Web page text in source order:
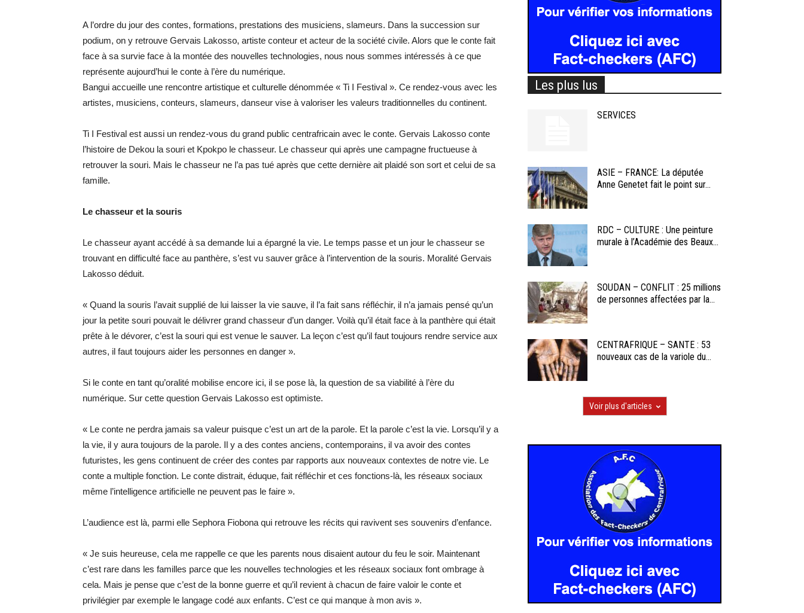
A l’ordre du jour des contes, formations, prestations des musiciens, slameurs. Dans la succession sur
podium, on y retrouve Gervais Lakosso, artiste conteur et acteur de la société civile. Alors que le conte fait
face à sa survie face à la montée des nouvelles technologies, nous nous sommes intéressés à ce que
représente aujourd’hui le conte à l’ère du numérique.
Bangui accueille une rencontre artistique et culturelle dénommée « Ti I Festival ». Ce rendez-vous avec les
artistes, musiciens, conteurs, slameurs, danseur vise à valoriser les valeurs traditionnelles du continent.
Ti I Festival est aussi un rendez-vous du grand public centrafricain avec le conte. Gervais Lakosso conte
l’histoire de Dekou la souri et Kpokpo le chasseur. Le chasseur qui après une campagne fructueuse à
retrouver la souri. Mais le chasseur ne l’a pas tué après que cette dernière ait plaidé son sort et celui de sa
famille.
Le chasseur et la souris
Le chasseur ayant accédé à sa demande lui a épargné la vie. Le temps passe et un jour le chasseur se
trouvant en difficulté face au panthère, s’est vu sauver grâce à l’intervention de la souris. Moralité Gervais
Lakosso déduit.
« Quand la souris l’avait supplié de lui laisser la vie sauve, il l’a fait sans réfléchir, il n’a jamais pensé qu’un
jour la petite souri pouvait le délivrer grand chasseur d’un danger. Voilà qu’il était face à la panthère qui était
prête à le dévorer, c’est la souri qui est venue le sauver. La leçon c’est qu’il faut toujours rendre service aux
autres, il faut toujours aider les personnes en danger ».
Si le conte en tant qu’oralité mobilise encore ici, il se pose là, la question de sa viabilité à l’ère du
numérique. Sur cette question Gervais Lakosso est optimiste.
« Le conte ne perdra jamais sa valeur puisque c’est un art de la parole. Et la parole c’est la vie. Lorsqu’il y a
la vie, il y aura toujours de la parole. Il y a des contes anciens, contemporains, il va avoir des contes
futuristes, les gens continuent de créer des contes par rapports aux nouveaux contextes de notre vie. Le
conte a multiple fonction. Le conte distrait, éduque, fait réfléchir et ces fonctions-là, les réseaux sociaux
même l’intelligence artificielle ne peuvent pas le faire ».
L’audience est là, parmi elle Sephora Fiobona qui retrouve les récits qui ravivent ses souvenirs d’enfance.
« Je suis heureuse, cela me rappelle ce que les parents nous disaient autour du feu le soir. Maintenant
c’est rare dans les familles parce que les nouvelles technologies et les réseaux sociaux font ombrage à
cela. Mais je pense que c’est de la bonne guerre et qu’il revient à chacun de faire valoir le conte et
privilégier par exemple le langage codé aux enfants. C’est ce qui manque à mon avis ».
Les plus lus
SERVICES
ASIE – FRANCE: La députée
Anne Genetet fait le point sur...
RDC – CULTURE : Une peinture
murale à l’Académie des Beaux...
SOUDAN – CONFLIT : 25 millions
de personnes affectées par la...
CENTRAFRIQUE – SANTE : 53
nouveaux cas de la variole du...
Voir plus d'articles